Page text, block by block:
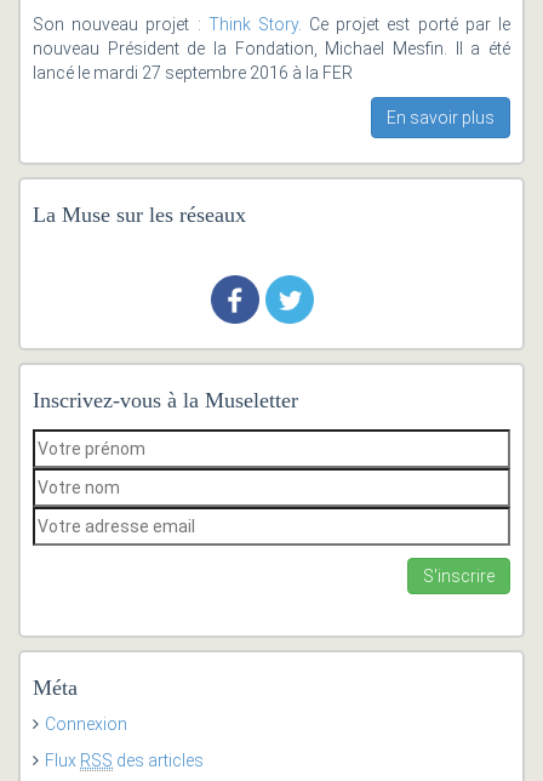
Son nouveau projet : Think Story. Ce projet est porté par le
nouveau Président de la Fondation, Michael Mesfin. Il a été
lancé le mardi 27 septembre 2016 à la FER
En savoir plus
La Muse sur les réseaux
Inscrivez-vous à la Museletter
Méta
Connexion
Flux RSS des articles